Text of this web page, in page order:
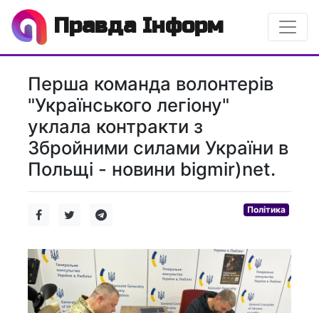
Правда Інформ
Перша команда волонтерів
"Українського легіону"
уклала контракти з
Збройними силами України в
Польщі - новини bigmir)net.
Політика